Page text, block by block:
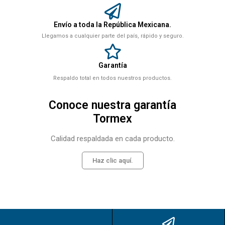
Envío a toda la República Mexicana.
Llegamos a cualquier parte del país, rápido y seguro.
Garantía
Respaldo total en todos nuestros productos.
Conoce nuestra garantía
Tormex
Calidad respaldada en cada producto.
Haz clic aquí.